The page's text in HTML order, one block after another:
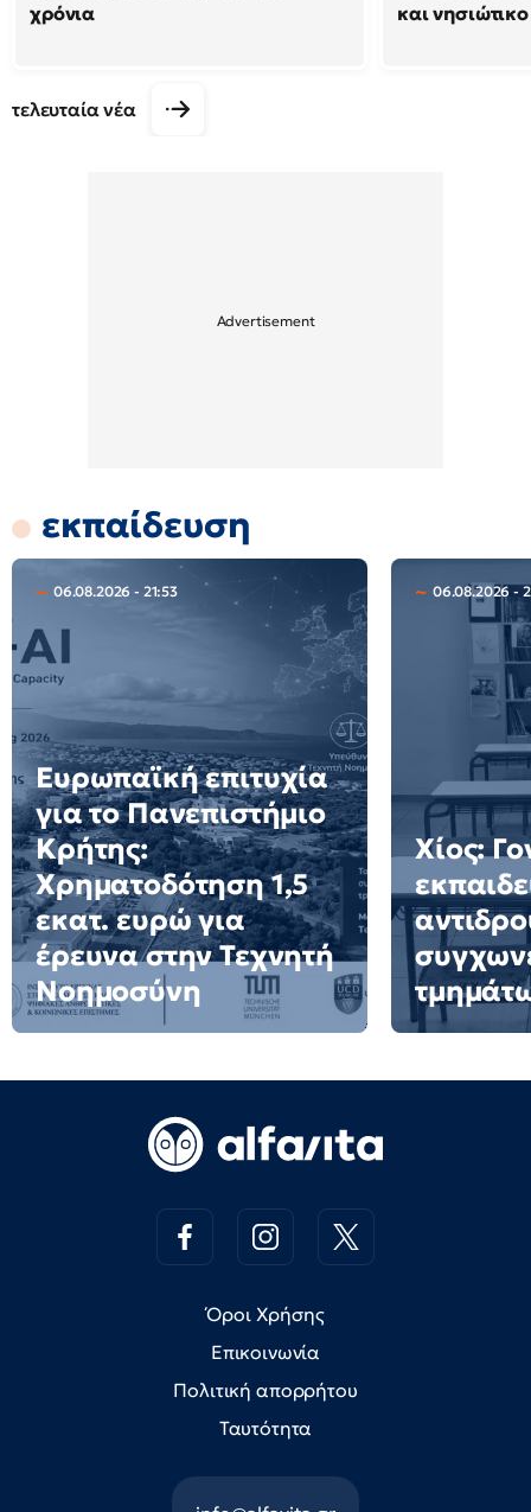
χρόνια
και
τελευταία νέα
εκπαίδευση
06.08.2026 - 21:53
Ευρωπαϊκή επιτυχία
για το Πανεπιστήμιο
Κρήτης:
Χρηματοδότηση 1,5
εκατ. ευρώ για
έρευνα στην Τεχνητή
Νοημοσύνη
06.08.2026 -
Χίος:
Όροι Χρήσης
Επικοινωνία
Πολιτική απορρήτου
Ταυτότητα